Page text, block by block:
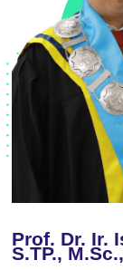
Prof. Dr. Ir.
S.TP.,